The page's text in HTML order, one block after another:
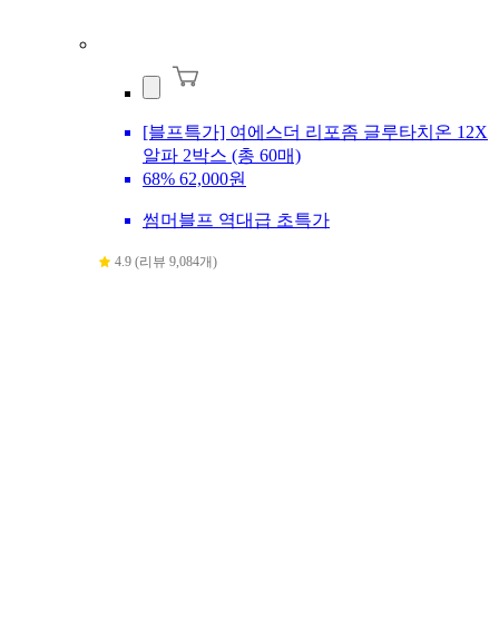
[블프특가] 여에스더 리포좀 글루타치온 12X
알파 2박스 (총 60매)
68% 62,000원
썸머블프 역대급 초특가
4.9 (리뷰 9,084개)